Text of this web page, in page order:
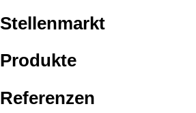
Stellenmarkt
Produkte
Referenzen